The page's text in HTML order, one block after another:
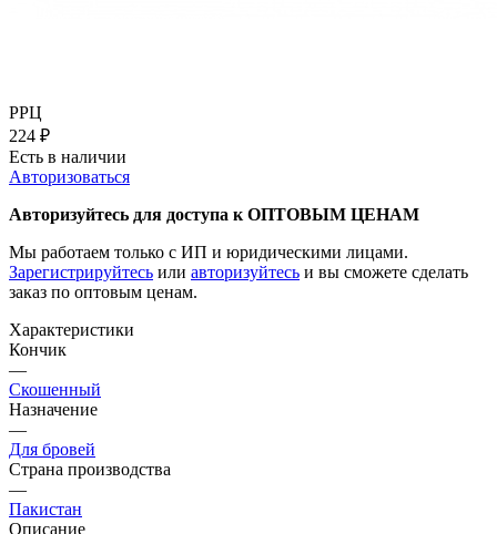
РРЦ
224 ₽
Есть в наличии
Авторизоваться
Авторизуйтесь для доступа к ОПТОВЫМ ЦЕНАМ
Мы работаем только с ИП и юридическими лицами.
Зарегистрируйтесь или авторизуйтесь и вы сможете сделать
заказ по оптовым ценам.
Характеристики
Кончик
—
Скошенный
Назначение
—
Для бровей
Страна производства
—
Пакистан
Описание